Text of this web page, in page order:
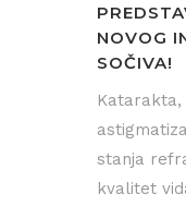
NOVOG
SOČIVA!
stanja
kvalitet